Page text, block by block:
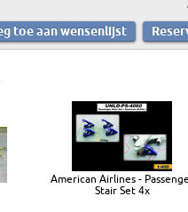
American Airlines -
Stair Set 4x